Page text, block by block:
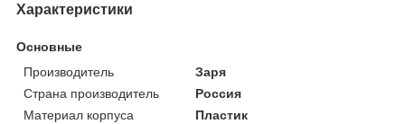
Характеристики
Основные
Производитель
Заря
Страна производитель
Россия
Материал корпуса
Пластик